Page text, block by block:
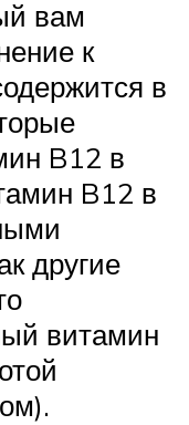
вам
к
в
B12 в
B12 в
другие
витамин